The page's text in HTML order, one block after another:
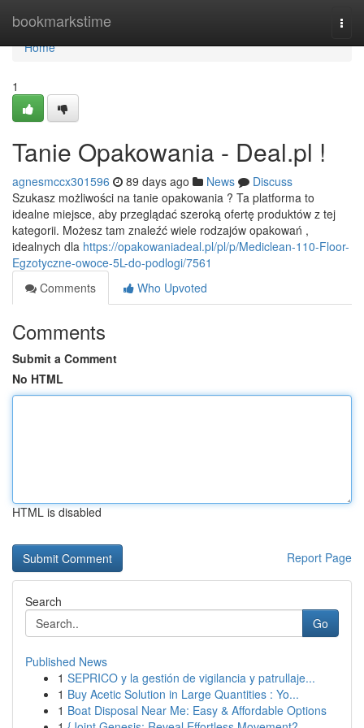
bookmarkstime
Home
Home
1
Tanie Opakowania - Deal.pl !
agnesmccx301596 89 days ago News
Discuss
Szukasz możliwości na tanie opakowania ? Ta platforma to
idealne miejsce, aby przeglądać szeroką ofertę produktów z tej
kategorii. Możesz tam znaleźć wiele rodzajów opakowań ,
idealnych dla https://opakowaniadeal.pl/pl/p/Mediclean-110-Floor-
Egzotyczne-owoce-5L-do-podlogi/7561
Comments
Who Upvoted
Comments
Submit a Comment
No HTML
HTML is disabled
Report Page
Search
Go
Published News
1 SEPRICO y la gestión de vigilancia y patrullaje...
1 Buy Acetic Solution in Large Quantities : Yo...
1 Boat Disposal Near Me: Easy & Affordable Options